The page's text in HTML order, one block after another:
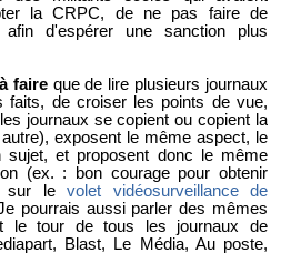
la CRPC, de ne pas faire de
afin d'espérer une sanction plus
faireque de lire plusieurs journaux
faits, de croiser les points de vue,
journaux se copient ou copient la
exposent le même aspect, le
sujet, et proposent donc le même
(ex. : bon courage pour obtenir
sur levolet vidéosurveillance de
pourrais aussi parler des mêmes
le tour de tous les journaux de
Blast, Le Média, Au poste,